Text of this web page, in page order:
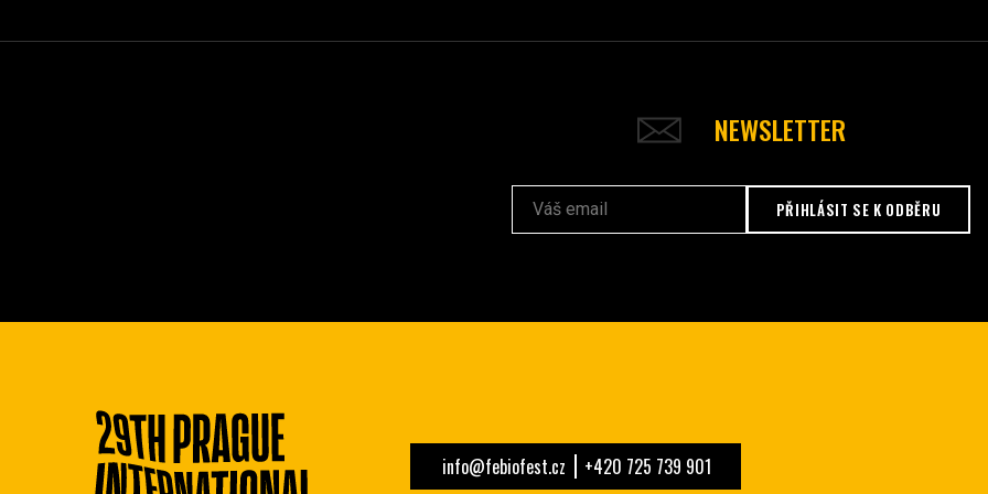
NEWSLETTER
PŘIHLÁSIT SE K ODBĚRU
info@febiofest.cz +420 725 739 901